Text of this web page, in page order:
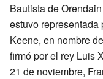
Bautista de
estuvo
Keene, en nombre
firmó por el rey Luis
21 de noviembre,